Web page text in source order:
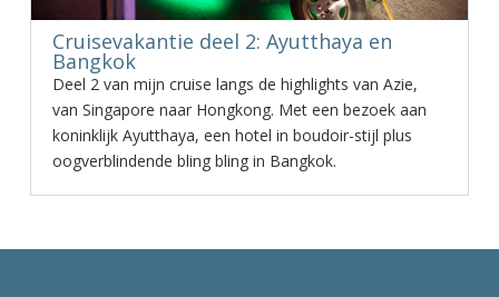
Cruisevakantie deel 2: Ayutthaya en
Bangkok
Deel 2 van mijn cruise langs de highlights van Azie,
van Singapore naar Hongkong. Met een bezoek aan
koninklijk Ayutthaya, een hotel in boudoir-stijl plus
oogverblindende bling bling in Bangkok.